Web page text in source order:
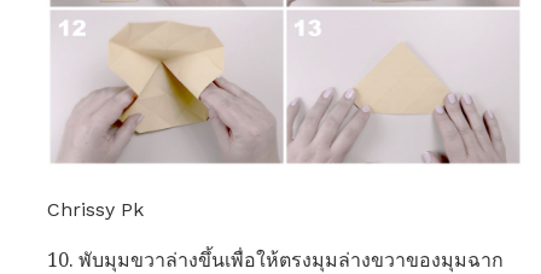
Chrissy Pk
10. พับมุมขวาล่างขึ้นเพื่อให้ตรงมุมล่างขวาของมุมฉาก